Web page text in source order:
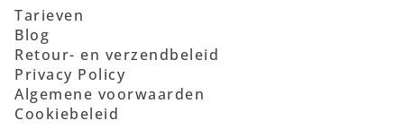
Tarieven
Blog
Retour- en verzendbeleid
Privacy Policy
Algemene voorwaarden
Cookiebeleid